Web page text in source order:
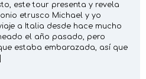
este tour presenta y revela
etrusco Michael y yo
a Italia desde hace mucho
el año pasado, pero
estaba embarazada, así que